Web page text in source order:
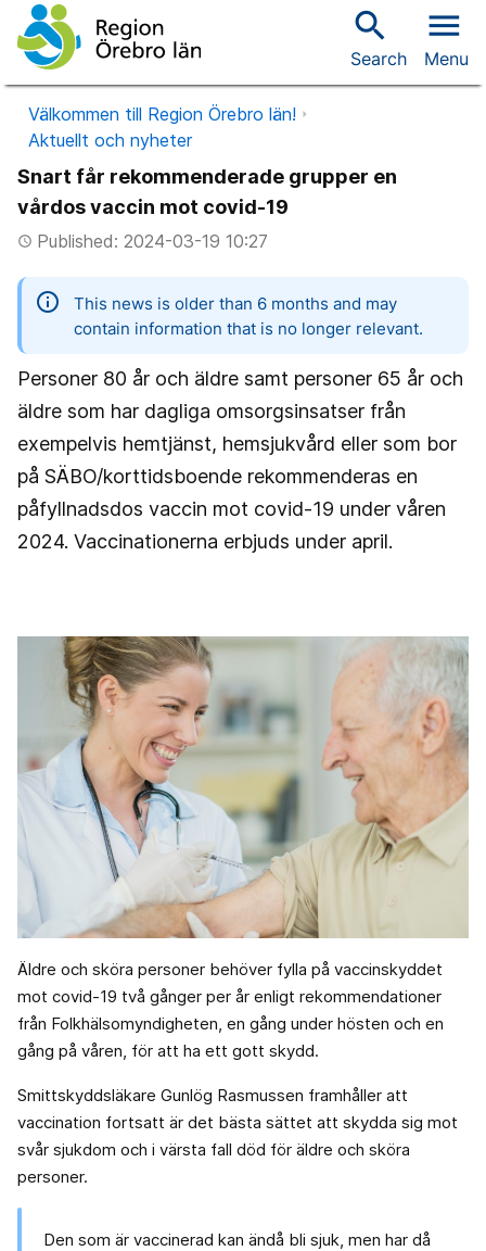
search
Search
menu
Menu
Välkommen till Region Örebro län!
Aktuellt och nyheter
Snart får rekommenderade grupper en
vårdos vaccin mot covid-19
access_timePublished: 2024-03-19 10:27
information
This news is older than 6 months and may
contain information that is no longer relevant.
Personer 80 år och äldre samt personer 65 år och
äldre som har dagliga omsorgsinsatser från
exempelvis hemtjänst, hemsjukvård eller som bor
på SÄBO/korttidsboende rekommenderas en
påfyllnadsdos vaccin mot covid-19 under våren
2024. Vaccinationerna erbjuds under april.
Äldre och sköra personer behöver fylla på vaccinskyddet
mot covid-19 två gånger per år enligt rekommendationer
från Folkhälsomyndigheten, en gång under hösten och en
gång på våren, för att ha ett gott skydd.
Smittskyddsläkare Gunlög Rasmussen framhåller att
vaccination fortsatt är det bästa sättet att skydda sig mot
svår sjukdom och i värsta fall död för äldre och sköra
personer.
Den som är vaccinerad kan ändå bli sjuk, men har då